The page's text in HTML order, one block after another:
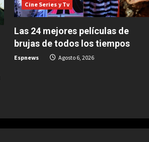
Cine Series y Tv
Las 24 mejores películas de
brujas de todos los tiempos
Espnews Agosto 6, 2026